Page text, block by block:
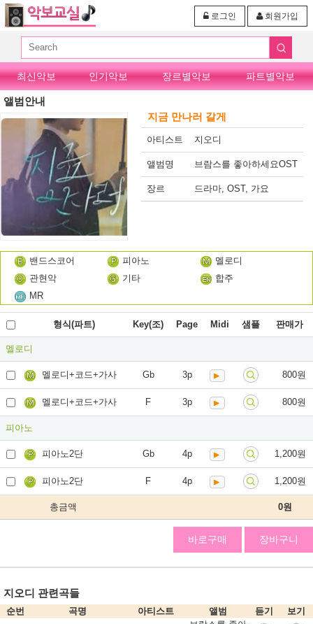
회원가입
로그인
최신악보 인기악보 장르별악보 파트별악보
앨범안내
지금 만나러 갈게
아티스트 지오디
앨범명 브람스를 좋아하세요OST
장르 드라마, OST, 가요
밴드스코어 피아노
멜로디
관현악
기타
합주
MR
형식(파트) Key(조) Page Midi 샘플 판매가
멜로디
멜로디+코드+가사 Gb 3p 800원
멜로디+코드+가사 F 3p 800원
피아노
피아노2단 Gb 4p 1,200원
피아노2단 F 4p 1,200원
총금액 0원
바로구매 장바구니
지오디 관련곡들
순번 곡명 아티스트 앨범 듣기
보기